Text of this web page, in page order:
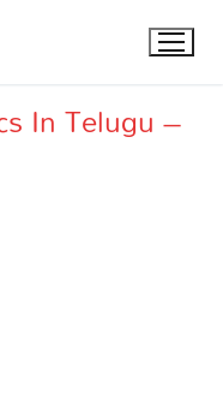
In Telugu –